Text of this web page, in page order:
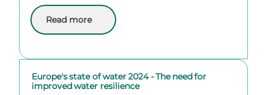
Read more
about Water News Europe
Europe's state of water 2024 - The need for
improved water resilience